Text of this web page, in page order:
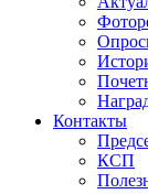
Контакты
КСП